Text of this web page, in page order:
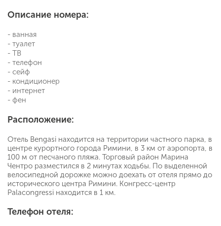
Описание номера:
- ванная
- туалет
- ТВ
- телефон
- сейф
- кондиционер
- интернет
- фен
Расположение:
Отель Bengasi находится на территории частного парка, в
центре курортного города Римини, в 3 км от аэропорта, в
100 м от песчаного пляжа. Торговый район Марина
Чентро разместился в 2 минутах ходьбы. По выделенной
велосипедной дорожке можно доехать от отеля прямо до
исторического центра Римини. Конгресс-центр
Palacongressi находится в 1 км.
Телефон отеля: